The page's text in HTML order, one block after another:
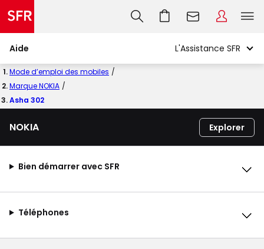
Aide
Mode d’emploi des mobiles
Marque NOKIA
Asha 302
NOKIA Explorer
Bien démarrer avec SFR
Téléphones